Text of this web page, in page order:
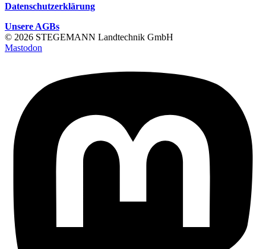
Datenschutzerklärung
Unsere AGBs
© 2026 STEGEMANN Landtechnik GmbH
Mastodon